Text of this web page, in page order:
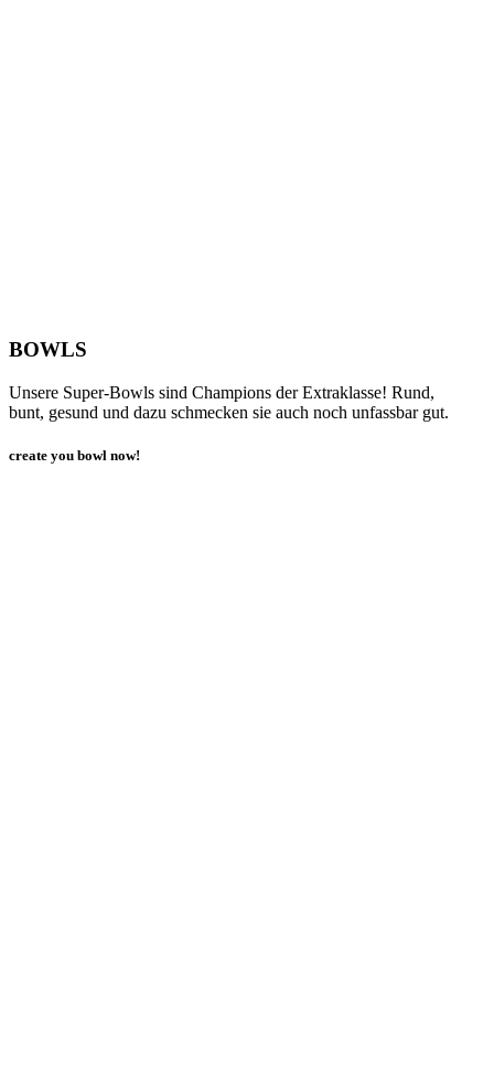
BOWLS
Unsere Super-Bowls sind Champions der Extraklasse! Rund,
bunt, gesund und dazu schmecken sie auch noch unfassbar gut.
create you bowl now!